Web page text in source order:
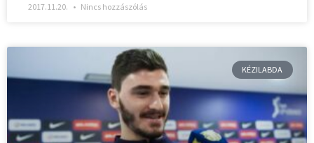
2017.11.20. Nincs hozzászólás
KÉZILABDA